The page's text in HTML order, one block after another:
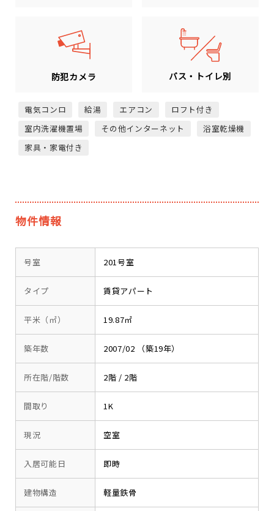
防犯カメラ バス・トイレ別
電気コンロ 給湯 エアコン
ロフト付き
室内洗濯機置場
その他インターネット
浴室乾燥機
家具・家電付き
物件情報
号室 201号室
タイプ 賃貸アパート
平米（㎡） 19.87㎡
築年数 2007/02 （築19年）
所在階/階数 2階 / 2階
間取り 1K
現況 空室
入居可能日 即時
建物構造 軽量鉄骨